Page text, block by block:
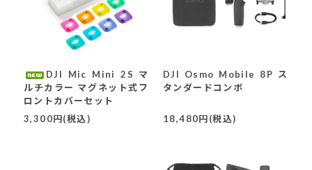
DJI Mic Mini 2S マ
ルチカラー マグネット式フ
ロントカバーセット
3,300円(税込)
DJI Osmo Mobile 8P ス
タンダードコンボ
18,480円(税込)